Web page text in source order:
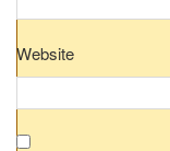
Website